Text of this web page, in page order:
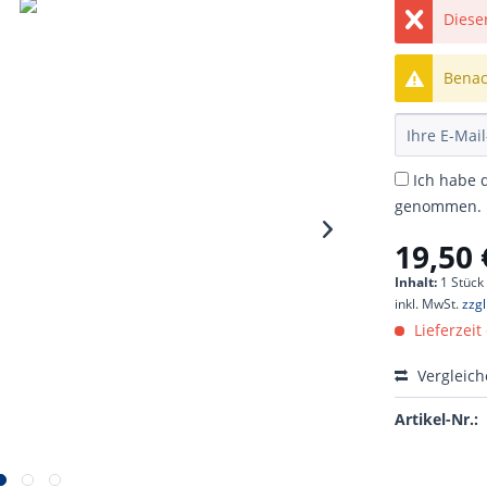
Ich habe
genommen.
19,50
Inhalt: 1 Stück
inkl. MwSt.
Lieferzeit
Artikel-Nr.: